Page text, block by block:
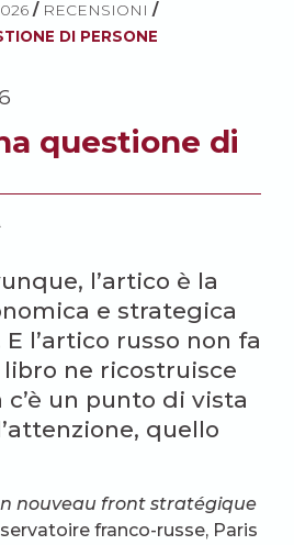
/ RECENSIONI /
DI PERSONE
questione di
l’artico è la
e strategica
l’artico russo non fa
libro ne ricostruisce
c’è un punto di vista
quello
nouveau front stratégique
franco-russe, Paris